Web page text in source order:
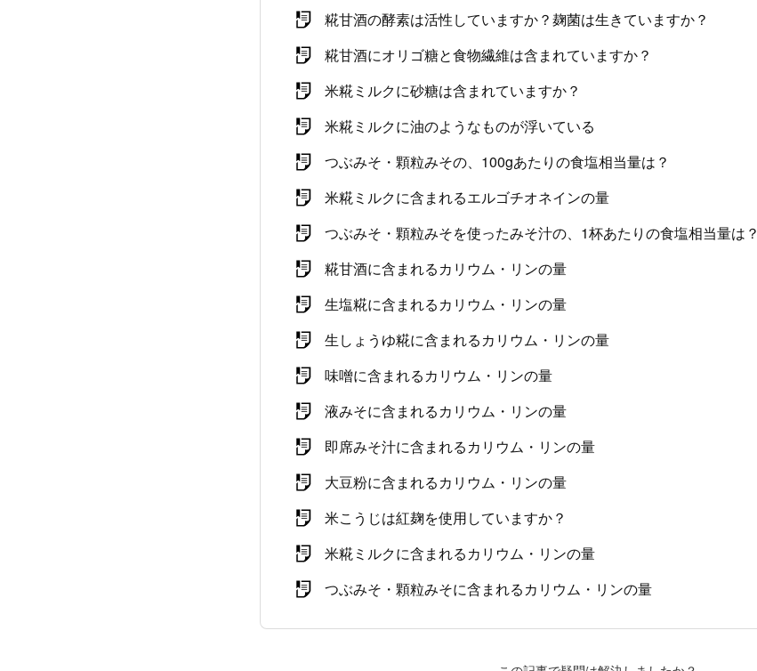
糀甘酒の酵素は活性していますか？麹菌は生きていますか？
糀甘酒にオリゴ糖と食物繊維は含まれていますか？
米糀ミルクに砂糖は含まれていますか？
米糀ミルクに油のようなものが浮いている
つぶみそ・顆粒みその、100gあたりの食塩相当量は？
米糀ミルクに含まれるエルゴチオネインの量
つぶみそ・顆粒みそを使ったみそ汁の、1杯あたりの食塩相当量は？
糀甘酒に含まれるカリウム・リンの量
生塩糀に含まれるカリウム・リンの量
生しょうゆ糀に含まれるカリウム・リンの量
味噌に含まれるカリウム・リンの量
液みそに含まれるカリウム・リンの量
即席みそ汁に含まれるカリウム・リンの量
大豆粉に含まれるカリウム・リンの量
米こうじは紅麹を使用していますか？
米糀ミルクに含まれるカリウム・リンの量
つぶみそ・顆粒みそに含まれるカリウム・リンの量